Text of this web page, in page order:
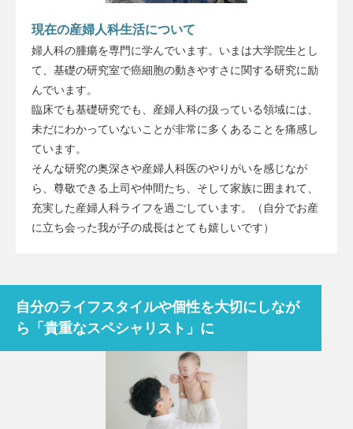
現在の産婦人科生活について
婦人科の腫瘍を専門に学んでいます。いまは大学院生とし
て、基礎の研究室で癌細胞の動きやすさに関する研究に励
んでいます。
臨床でも基礎研究でも、産婦人科の扱っている領域には、
未だにわかっていないことが非常に多くあることを痛感し
ています。
そんな研究の奥深さや産婦人科医のやりがいを感じなが
ら、尊敬できる上司や仲間たち、そして家族に囲まれて、
充実した産婦人科ライフを過ごしています。（自分でお産
に立ち会った我が子の成長はとても嬉しいです）
自分のライフスタイルや個性を大切にしなが
ら「貴重なスペシャリスト」に